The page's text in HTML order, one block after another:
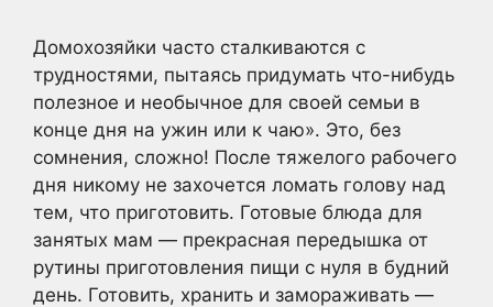
Домохозяйки часто сталкиваются с
трудностями, пытаясь придумать что-нибудь
полезное и необычное для своей семьи в
конце дня на ужин или к чаю». Это, без
сомнения, сложно! После тяжелого рабочего
дня никому не захочется ломать голову над
тем, что приготовить. Готовые блюда для
занятых мам — прекрасная передышка от
рутины приготовления пищи с нуля в будний
день. Готовить, хранить и замораживать —